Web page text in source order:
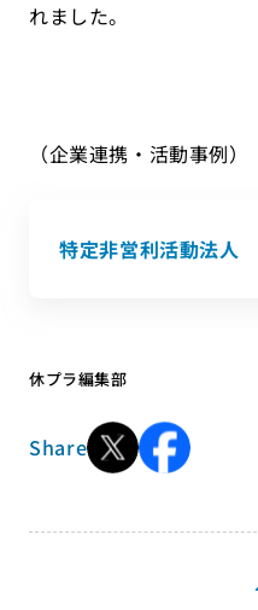
れました。
（企業連携・活動事例）
特定非営利活動法人
休プラ編集部
Share